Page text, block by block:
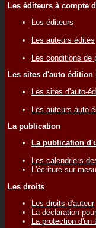
Les éditeurs à compte
Les éditeurs
Les auteurs édités
Les conditions
Les sites d'auto édition
Les sites d'auto-
Les auteurs auto-
La publication
La publication
Les calendriers
L'écriture sur
Les droits
Les droits d'auteur
La déclaration
La protection d'un